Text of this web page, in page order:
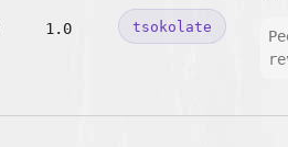
1.0 tsokolate